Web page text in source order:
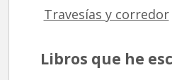
Travesías y corredor
Libros que he